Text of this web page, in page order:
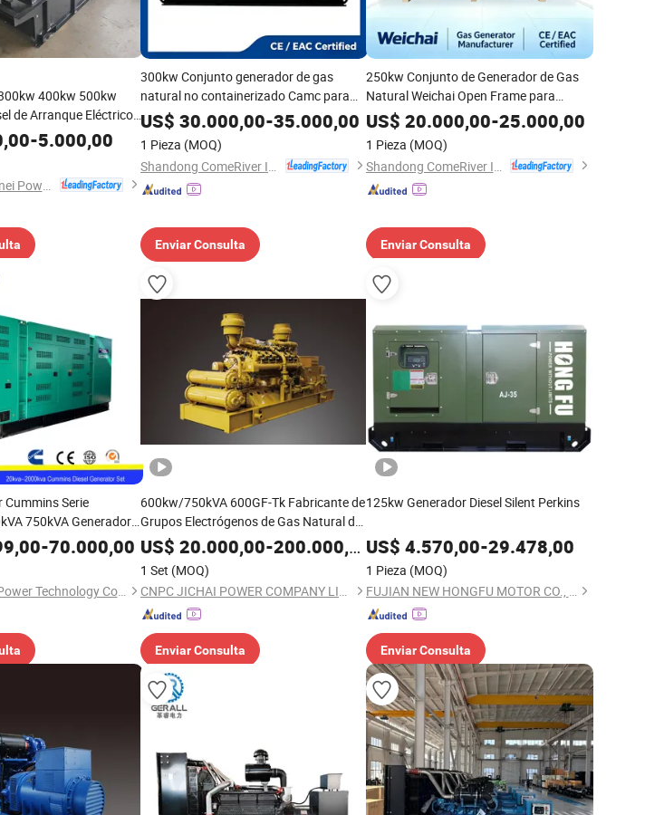
400kw 500kw
de Arranque Eléctrico
y Aislante
-5.000,00
300kw Conjunto generador de gas
natural no containerizado Camc para
planta de energía de potencia primaria
US$ 30.000,00-35.000,00
1 Pieza (MOQ)
Enviar Consulta
250kw Conjunto de Generador de Gas
Natural Weichai Open Frame para
Sistema de Generación de Energía
US$ 20.000,00-25.000,00
1 Pieza (MOQ)
Enviar Consulta
Serie
750kVA Generador
a Diesel para
Eficiente
-70.000,00
Fujian Sutong Power Technology Co., Ltd.
600kw/750kVA 600GF-Tk Fabricante de
Grupos Electrógenos de Gas Natural de
Jichai Electricidad e Industria Power
US$ 20.000,00-200.000,00
1 Set (MOQ)
CNPC JICHAI POWER COMPANY LIMITED
Enviar Consulta
125kw Generador Diesel Silent Perkins
US$ 4.570,00-29.478,00
1 Pieza (MOQ)
FUJIAN NEW HONGFU MOTOR CO., LTD.
Enviar Consulta